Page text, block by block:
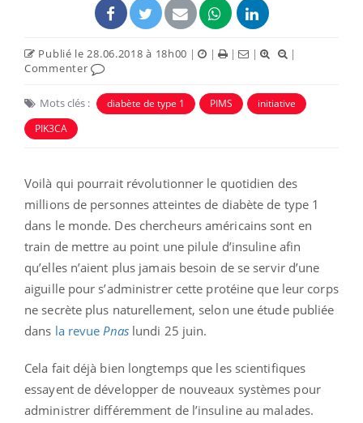
Publié le 28.06.2018 à 18h00 | | | |
|
Commenter
Mots clés : diabète de type 1 PIMS
initiative
PIK3CA
Voilà qui pourrait révolutionner le quotidien des
millions de personnes atteintes de diabète de type 1
dans le monde. Des chercheurs américains sont en
train de mettre au point une pilule d’insuline afin
qu’elles n’aient plus jamais besoin de se servir d’une
aiguille pour s’administrer cette protéine que leur corps
ne secrète plus naturellement, selon une étude publiée
dans la revue Pnaslundi 25 juin.
Cela fait déjà bien longtemps que les scientifiques
essayent de développer de nouveaux systèmes pour
administrer différemment de l’insuline au malades.